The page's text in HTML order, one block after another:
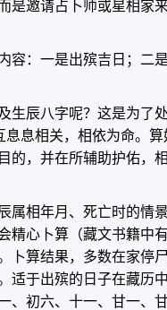
是邀请占卜师或星相家
容：一是出殡吉日；二
生辰八字呢？这是为了
息息相关，相依为命。
的，并在所辅助护佑，
属相年月、死亡时的情
精心卜算（藏文书籍中
卜算结果，多数在家停
适于出殡的日子在藏历
、初六、十一、甘一、